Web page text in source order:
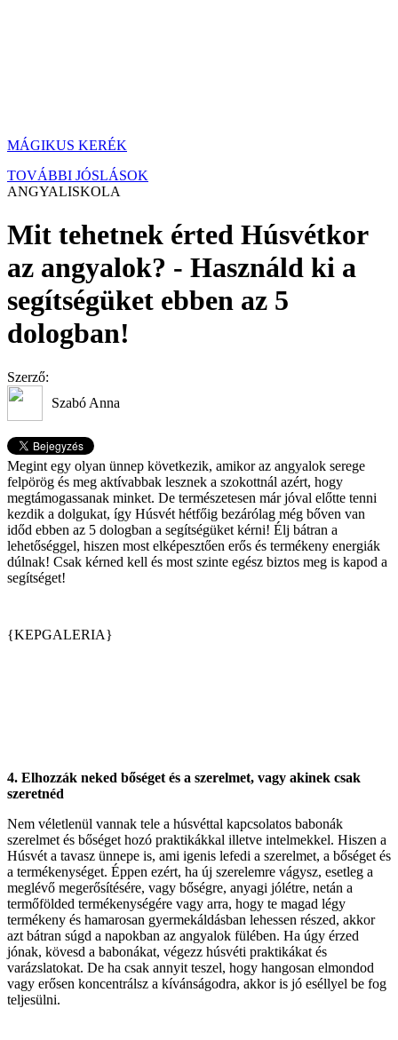
MÁGIKUS KERÉK
TOVÁBBI JÓSLÁSOK
ANGYALISKOLA
Mit tehetnek érted Húsvétkor
az angyalok? - Használd ki a
segítségüket ebben az 5
dologban!
Szerző:
Szabó Anna
Megint egy olyan ünnep következik, amikor az angyalok serege
felpörög és meg aktívabbak lesznek a szokottnál azért, hogy
megtámogassanak minket. De természetesen már jóval előtte tenni
kezdik a dolgukat, így Húsvét hétfőig bezárólag még bőven van
időd ebben az 5 dologban a segítségüket kérni! Élj bátran a
lehetőséggel, hiszen most elképesztően erős és termékeny energiák
dúlnak! Csak kérned kell és most szinte egész biztos meg is kapod a
segítséget!
{KEPGALERIA}
4. Elhozzák neked bőséget és a szerelmet, vagy akinek csak
szeretnéd
Nem véletlenül vannak tele a húsvéttal kapcsolatos babonák
szerelmet és bőséget hozó praktikákkal illetve intelmekkel. Hiszen a
Húsvét a tavasz ünnepe is, ami igenis lefedi a szerelmet, a bőséget és
a termékenységet. Éppen ezért, ha új szerelemre vágysz, esetleg a
meglévő megerősítésére, vagy bőségre, anyagi jólétre, netán a
termőfölded termékenységére vagy arra, hogy te magad légy
termékeny és hamarosan gyermekáldásban lehessen részed, akkor
azt bátran súgd a napokban az angyalok fülében. Ha úgy érzed
jónak, kövesd a babonákat, végezz húsvéti praktikákat és
varázslatokat. De ha csak annyit teszel, hogy hangosan elmondod
vagy erősen koncentrálsz a kívánságodra, akkor is jó eséllyel be fog
teljesülni.